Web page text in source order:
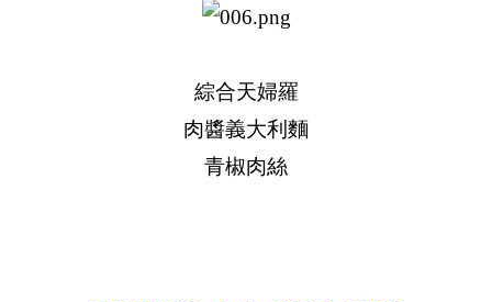
綜合天婦羅
肉醬義大利麵
青椒肉絲